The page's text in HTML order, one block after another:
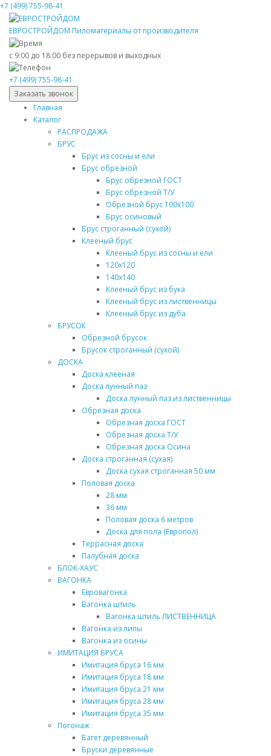
+7 (499) 755-98-41
ЕВРОСТРОЙДОМ Пиломатериалы от производителя
с 9:00 до 18:00 без перерывов и выходных
+7 (499) 755-98-41
Заказать звонок
Главная
Каталог
РАСПРОДАЖА
БРУС
Брус из сосны и ели
Брус обрезной
Брус обрезной ГОСТ
Брус обрезной Т/У
Обрезной брус 100х100
Брус осиновый
Брус строганный (сухой)
Клееный брус
Клееный брус из сосны и ели
120х120
140х140
Клееный брус из бука
Клееный брус из лиственницы
Клееный брус из дуба
БРУСОК
Обрезной брусок
Брусок строганный (сухой)
ДОСКА
Доска клееная
Доска лунный паз
Доска лунный паз из лиственницы
Обрезная доска
Обрезная доска ГОСТ
Обрезная доска Т/У
Обрезная доска Осина
Доска строганная (сухая)
Доска сухая строганная 50 мм
Половая доска
28 мм
36 мм
Половая доска 6 метров
Доска для пола (Европол)
Террасная доска
Палубная доска
БЛОК-ХАУС
ВАГОНКА
Евровагонка
Вагонка штиль
Вагонка штиль ЛИСТВЕННИЦА
Вагонка из липы
Вагонка из осины
ИМИТАЦИЯ БРУСА
Имитация бруса 16 мм
Имитация бруса 18 мм
Имитация бруса 21 мм
Имитация бруса 28 мм
Имитация бруса 35 мм
Погонаж
Багет деревянный
Бруски деревянные